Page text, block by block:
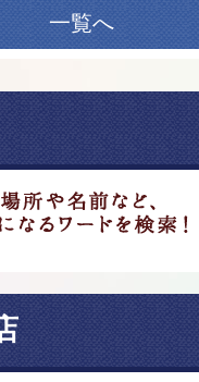
一覧へ